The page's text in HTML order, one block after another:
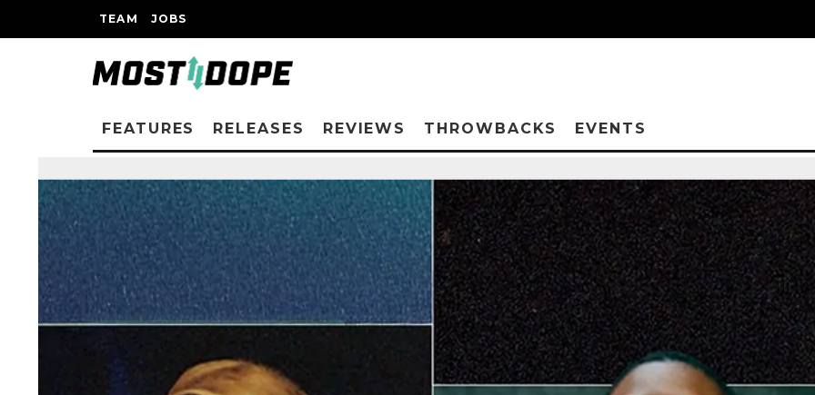
TEAM JOBS
FEATURES RELEASES REVIEWS THROWBACKS EVENTS